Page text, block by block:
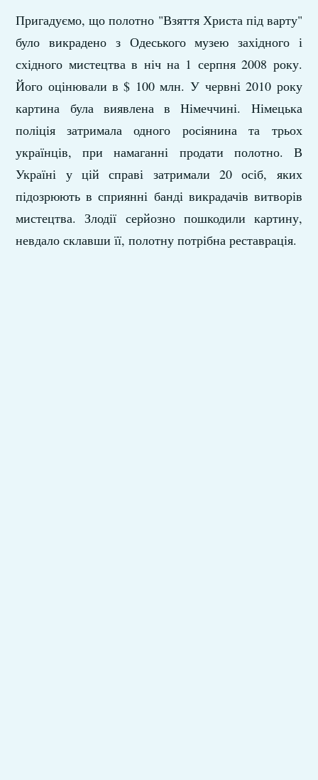
Пригадуємо, що полотно "Взяття Христа під варту"
було викрадено з Одеського музею західного і
східного мистецтва в ніч на 1 серпня 2008 року.
Його оцінювали в $ 100 млн. У червні 2010 року
картина була виявлена в Німеччині. Німецька
поліція затримала одного росіянина та трьох
українців, при намаганні продати полотно. В
Україні у цій справі затримали 20 осіб, яких
підозрюють в сприянні банді викрадачів витворів
мистецтва. Злодії серйозно пошкодили картину,
невдало склавши її, полотну потрібна реставрація.